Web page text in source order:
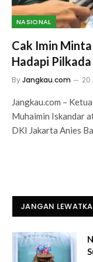
NASIONAL
Cak Imin
Hadapi
ByJangkau.com 20
Jangkau.com –
Muhaimin Iskandar
DKI Jakarta Anies
JANGAN